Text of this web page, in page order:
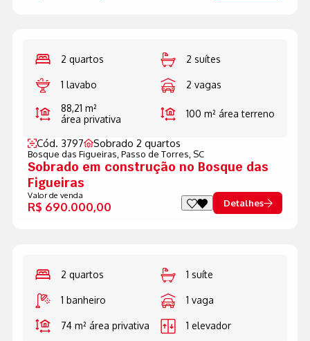
2 quartos 2 suítes
1 lavabo
2 vagas
88,21 m²
área privativa
100 m² área terreno
Cód. 3797 Sobrado 2 quartos
Bosque das Figueiras,Passo de Torres, SC
Sobrado em construção no Bosque das
Figueiras
Valor de venda
R$ 690.000,00 Detalhes
2 quartos 1 suíte
1 banheiro 1 vaga
74 m² área privativa 1 elevador